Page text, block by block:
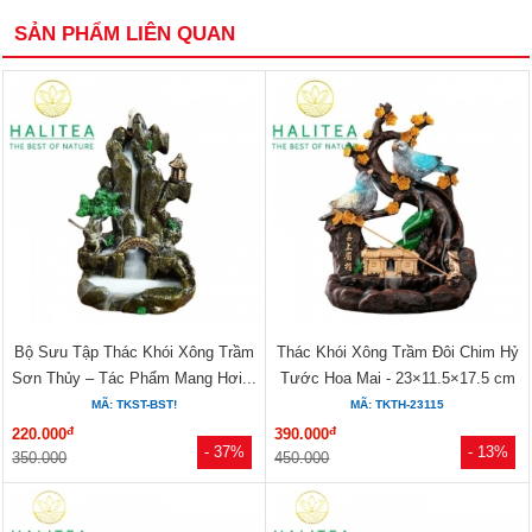
SẢN PHẨM LIÊN QUAN
- 37%
Bộ Sưu Tập Thác Khói Xông Trầm
Sơn Thủy – Tác Phẩm Mang Hơi...
MÃ: TKST-BST!
220.000đ
350.000 - 13%
Thác Khói Xông Trầm Đôi Chim Hỷ
Tước Hoa Mai - 23×11.5×17.5 cm
MÃ: TKTH-23115
390.000đ
450.000